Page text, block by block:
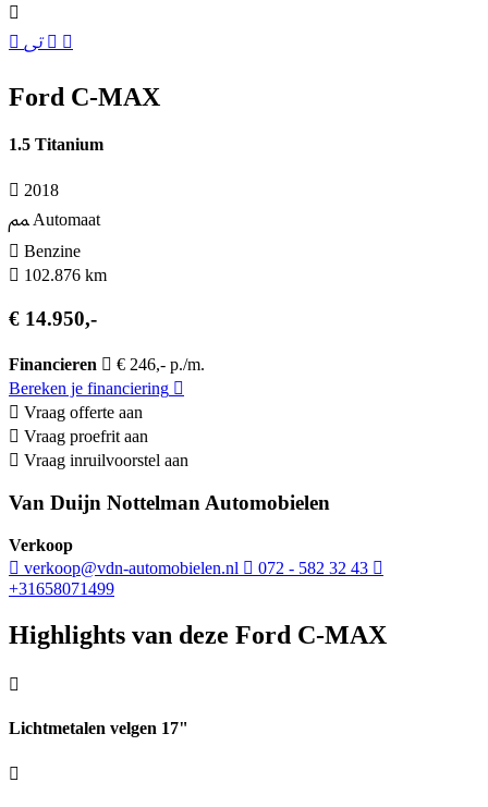
Ford C-MAX
1.5 Titanium
2018
Automaat
Benzine
102.876 km
€ 14.950,-
Financieren
€ 246,- p./m.
Bereken je financiering
Vraag offerte aan
Vraag proefrit aan
Vraag inruilvoorstel aan
Van Duijn Nottelman Automobielen
Verkoop
verkoop@vdn-automobielen.nl
072 - 582 32 43
+31658071499
Highlights van deze Ford C-MAX
Lichtmetalen velgen 17"